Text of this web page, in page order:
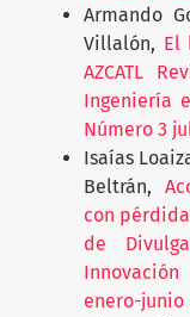
Armando
Villalón, El
AZCATL
Ingeniería
Número 3
Isaías
Beltrán,
con
de
enero-junio